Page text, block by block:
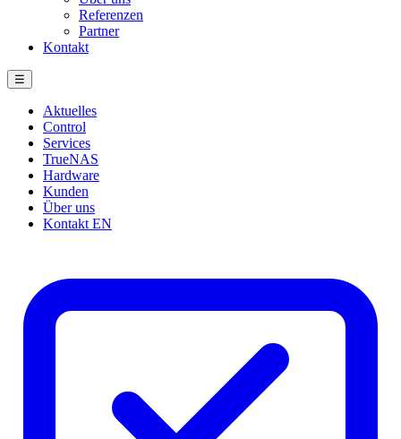
Referenzen
Partner
Kontakt
☰
Aktuelles
Control
Services
TrueNAS
Hardware
Kunden
Über uns
Kontakt EN